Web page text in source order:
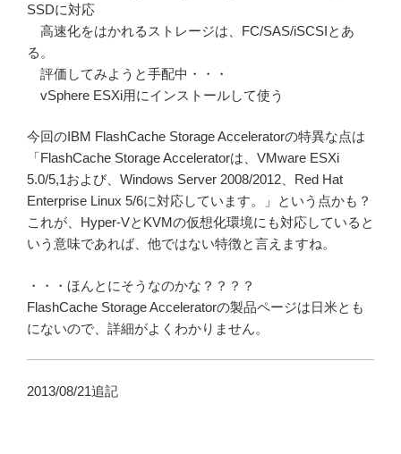
SSDに対応
高速化をはかれるストレージは、FC/SAS/iSCSIとあ
る。
評価してみようと手配中・・・
vSphere ESXi用にインストールして使う
今回のIBM FlashCache Storage Acceleratorの特異な点は
「FlashCache Storage Acceleratorは、VMware ESXi
5.0/5,1および、Windows Server 2008/2012、Red Hat
Enterprise Linux 5/6に対応しています。」という点かも？
これが、Hyper-VとKVMの仮想化環境にも対応していると
いう意味であれば、他ではない特徴と言えますね。
・・・ほんとにそうなのかな？？？？
FlashCache Storage Acceleratorの製品ページは日米とも
にないので、詳細がよくわかりません。
2013/08/21追記